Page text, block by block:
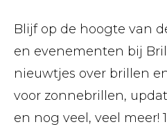
Blijf op de hoogte van
en evenementen bij
nieuwtjes over brillen
voor zonnebrillen,
en nog veel, veel meer!